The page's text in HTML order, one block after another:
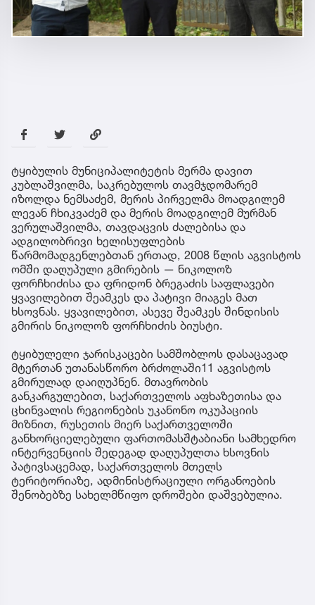
ტყიბულის მუნიციპალიტეტის მერმა დავით
კუბლაშვილმა, საკრებულოს თავმჯდომარემ
იზოლდა ნემსაძემ, მერის პირველმა მოადგილემ
ლევან ჩხიკვაძემ და მერის მოადგილემ მურმან
ვერულაშვილმა, თავდაცვის ძალებისა და
ადგილობრივი ხელისუფლების
წარმომადგენლებთან ერთად, 2008 წლის აგვისტოს
ომში დაღუპული გმირების — ნიკოლოზ
ფორჩხიძისა და ფრიდონ ბრეგაძის საფლავები
ყვავილებით შეამკეს და პატივი მიაგეს მათ
ხსოვნას. ყვავილებით, ასევე შეამკეს შინდისის
გმირის ნიკოლოზ ფორჩხიძის ბიუსტი.
ტყიბულელი ჯარისკაცები სამშობლოს დასაცავად
მტერთან უთანასწორო ბრძოლაში11 აგვისტოს
გმირულად დაიღუპნენ. მთავრობის
განკარგულებით, საქართველოს აფხაზეთისა და
ცხინვალის რეგიონების უკანონო ოკუპაციის
მიზნით, რუსეთის მიერ საქართველოში
განხორციელებული ფართომასშტაბიანი სამხედრო
ინტერვენციის შედეგად დაღუპულთა ხსოვნის
პატივსაცემად, საქართველოს მთელს
ტერიტორიაზე, ადმინისტრაციული ორგანოების
შენობებზე სახელმწიფო დროშები დაშვებულია.